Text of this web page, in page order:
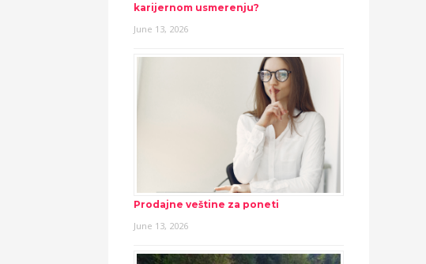
karijernom usmerenju?
June 13, 2026
Prodajne veštine za poneti
June 13, 2026